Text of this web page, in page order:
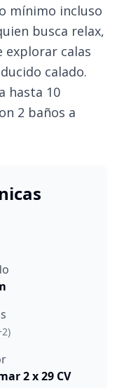
mínimo incluso
busca relax,
explorar calas
calado.
hasta 10
2 baños a
2 x 29 CV